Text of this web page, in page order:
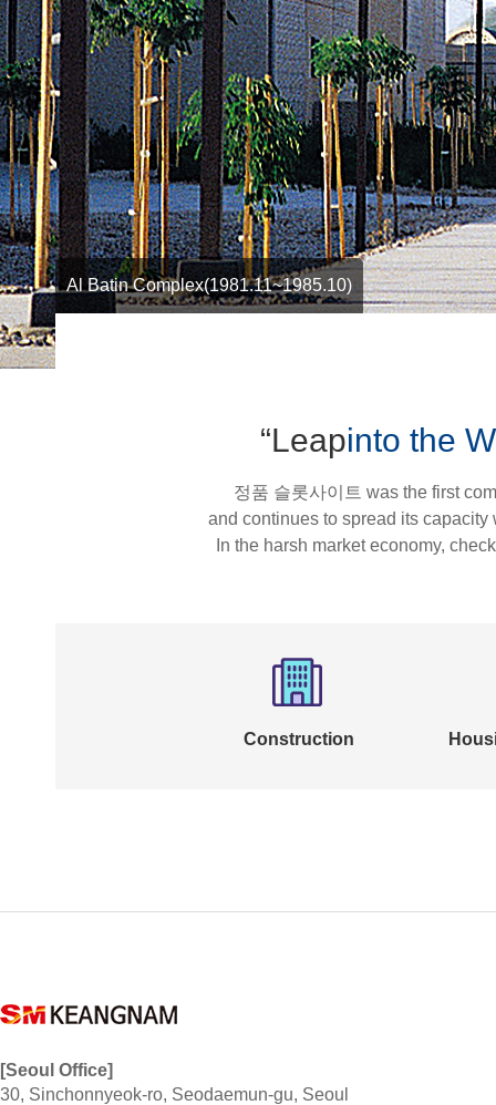
Al Batin Complex(1981.11~1985.10)
“Leapinto the
정품 슬롯사이트 was the first
and continues to spread its
In the harsh market economy,
Construction
[Seoul Office]
30, Sinchonnyeok-ro, Seodaemun-gu, Seoul